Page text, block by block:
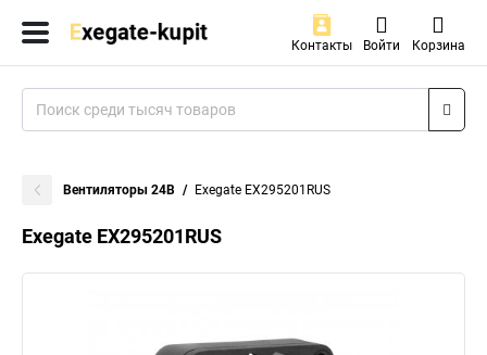
Контакты Войти Корзина
Вентиляторы 24В Exegate EX295201RUS
Exegate EX295201RUS